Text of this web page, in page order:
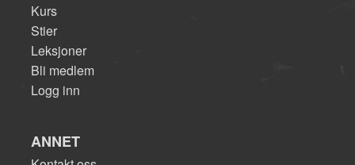
Kurs
Stier
Leksjoner
Bli medlem
Logg inn
ANNET